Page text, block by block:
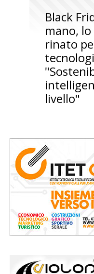
Black
mano,
rinato
livello"